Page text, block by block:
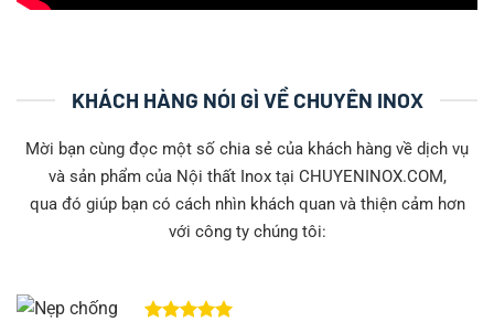
KHÁCH HÀNG NÓI GÌ VỀ CHUYÊN INOX
Mời bạn cùng đọc một số chia sẻ của khách hàng về dịch vụ
và sản phẩm của Nội thất Inox tại CHUYENINOX.COM,
qua đó giúp bạn có cách nhìn khách quan và thiện cảm hơn
với công ty chúng tôi: